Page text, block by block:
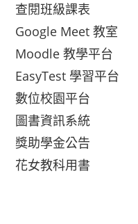
查閱班級課表
Google Meet 教室
Moodle 教學平台
EasyTest 學習平台
數位校園平台
圖書資訊系統
獎助學金公告
花女教科用書